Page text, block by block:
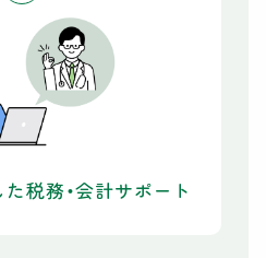
税務・会計サポート